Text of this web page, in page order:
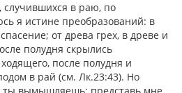
случившихся в раю, по
я истине преобразований: в
от древа грех, в древе и
полудня скрылись
после полудня и
в рай (см. Лк.23:43). Но